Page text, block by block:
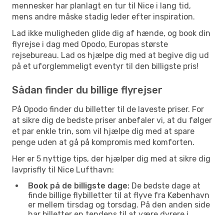
mennesker har planlagt en tur til Nice i lang tid,
mens andre måske stadig leder efter inspiration.
Lad ikke muligheden glide dig af hænde, og book din
flyrejse i dag med Opodo, Europas største
rejsebureau. Lad os hjælpe dig med at begive dig ud
på et uforglemmeligt eventyr til den billigste pris!
Sådan finder du billige flyrejser
På Opodo finder du billetter til de laveste priser. For
at sikre dig de bedste priser anbefaler vi, at du følger
et par enkle trin, som vil hjælpe dig med at spare
penge uden at gå på kompromis med komforten.
Her er 5 nyttige tips, der hjælper dig med at sikre dig
lavprisfly til Nice Lufthavn:
Book på de billigste dage: De bedste dage at
finde billige flybilletter til at flyve fra København
er mellem tirsdag og torsdag. På den anden side